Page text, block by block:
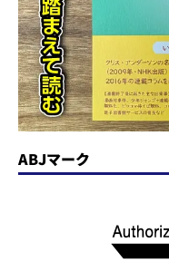
ABJマーク